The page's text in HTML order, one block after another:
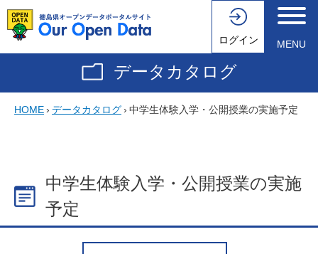
ログイン MENU
データカタログ
HOME› データカタログ› 中学生体験入学・公開授業の実施予定
中学生体験入学・公開授業の実施
予定